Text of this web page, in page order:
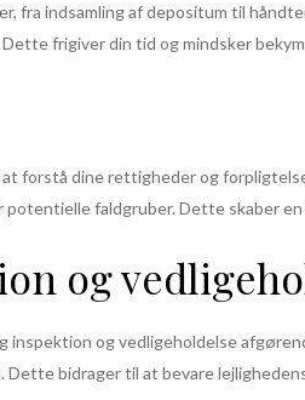
fra indsamling af depositum til
frigiver din tid og mindsker
forstå dine rettigheder og
faldgruber. Dette skaber
og
og vedligeholdelse
bidrager til at bevare